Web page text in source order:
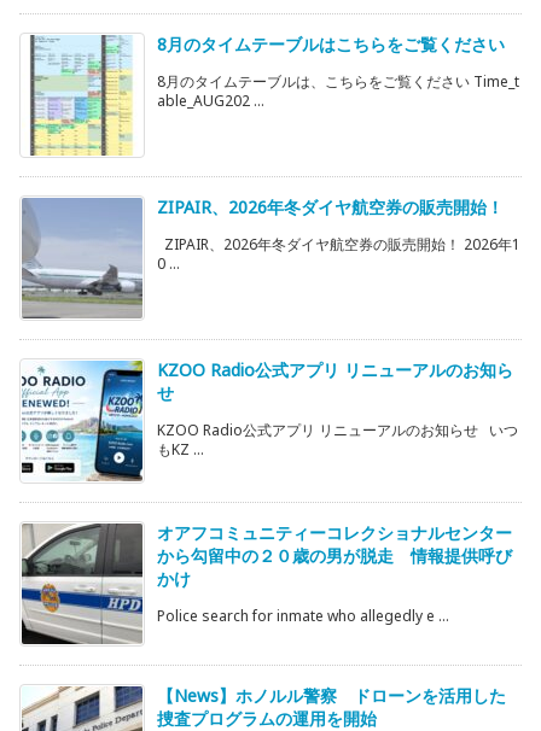
8月のタイムテーブルはこちらをご覧ください
8月のタイムテーブルは、こちらをご覧ください Time_t
able_AUG202 ...
ZIPAIR、2026年冬ダイヤ航空券の販売開始！
ZIPAIR、2026年冬ダイヤ航空券の販売開始！ 2026年1
0 ...
KZOO Radio公式アプリ リニューアルのお知ら
せ
KZOO Radio公式アプリ リニューアルのお知らせ いつ
もKZ ...
オアフコミュニティーコレクショナルセンター
から勾留中の２０歳の男が脱走 情報提供呼び
かけ
Police search for inmate who allegedly e ...
【News】ホノルル警察 ドローンを活用した
捜査プログラムの運用を開始